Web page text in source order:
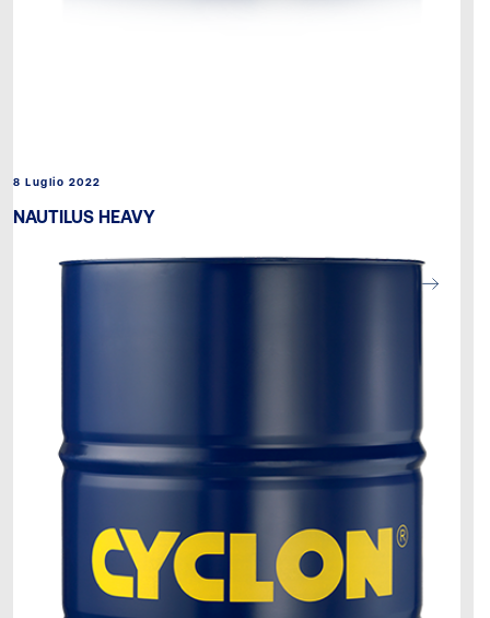
8 Luglio 2022
NAUTILUS HEAVY